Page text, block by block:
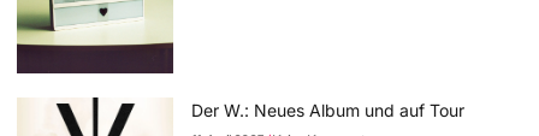
Der W.: Neues Album und auf Tour